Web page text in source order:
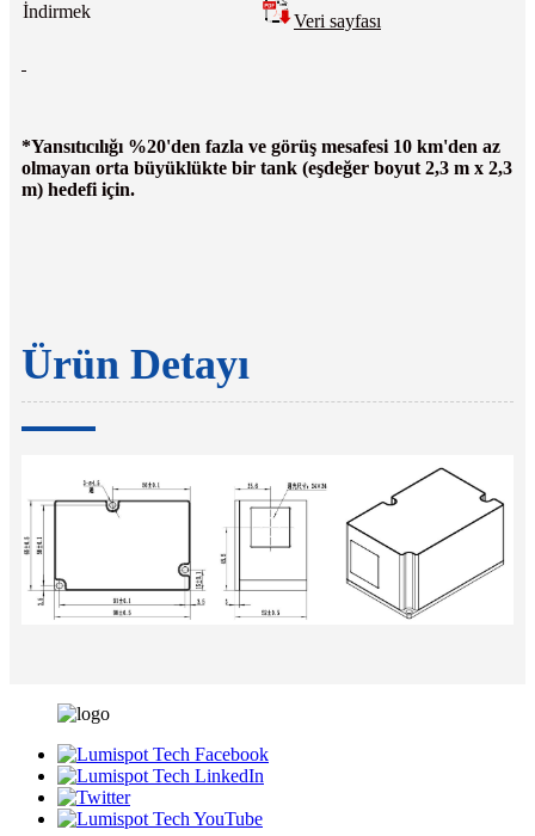
İndirmek
Veri sayfası
*Yansıtıcılığı %20'den fazla ve görüş mesafesi 10 km'den az
olmayan orta büyüklükte bir tank (eşdeğer boyut 2,3 m x 2,3
m) hedefi için.
Ürün Detayı